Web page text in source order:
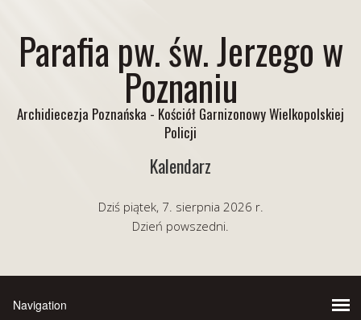
Parafia pw. św. Jerzego w
Poznaniu
Archidiecezja Poznańska - Kościół Garnizonowy Wielkopolskiej
Policji
Kalendarz
Dziś piątek, 7. sierpnia 2026 r.
Dzień powszedni.